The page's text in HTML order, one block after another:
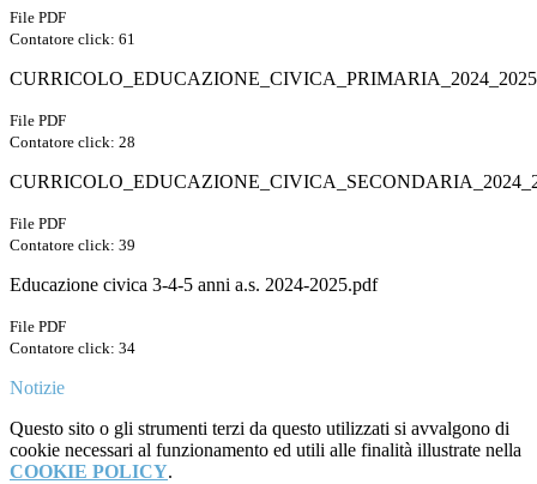
File PDF
Contatore click: 61
File PDF
Contatore click: 28
File PDF
Contatore click: 39
Educazione civica 3-4-5 anni a.s. 2024-2025.pdf
File PDF
Contatore click: 34
Notizie
Questo sito o gli strumenti terzi da questo utilizzati si avvalgono di
cookie necessari al funzionamento ed utili alle finalità illustrate nella
COOKIE POLICY.